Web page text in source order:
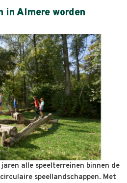
Almere worden
alle speelterreinen binnen de
speellandschappen. Met